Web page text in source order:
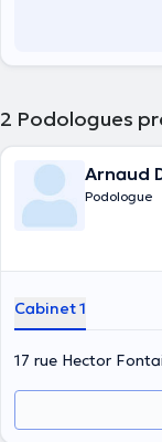
2 Podologues
Arnaud
Podologue
Cabinet 1
17 rue Hector